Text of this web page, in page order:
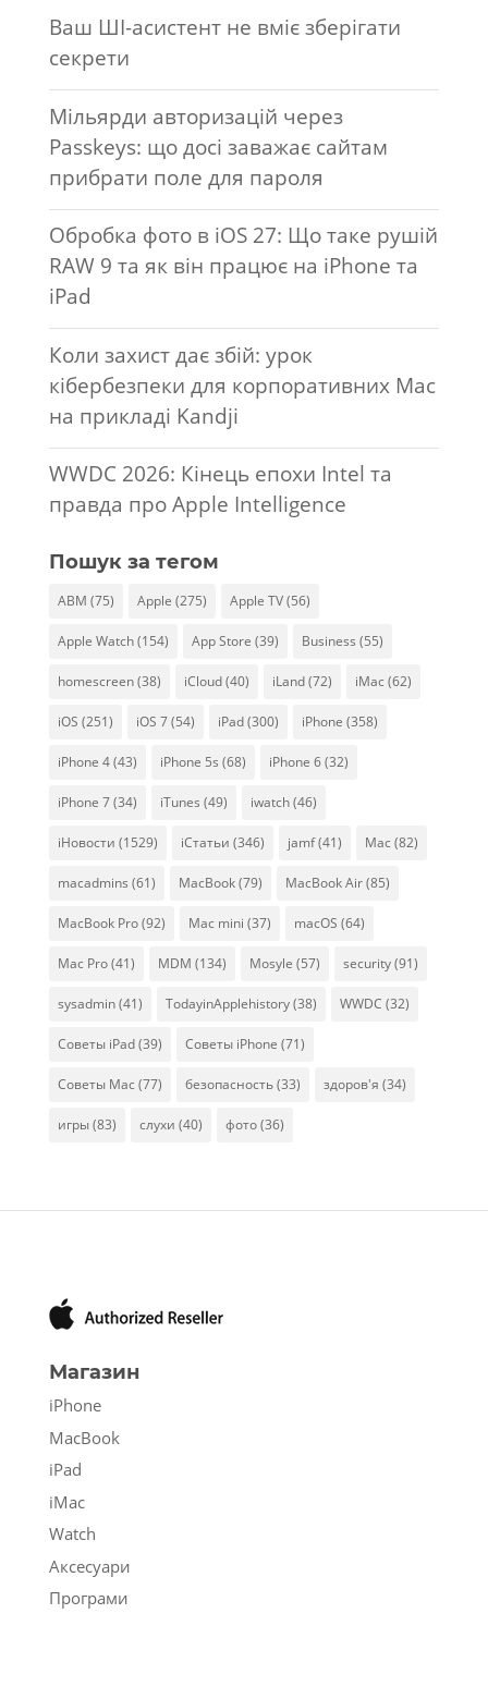
Ваш ШІ-асистент не вміє зберігати
секрети
Мільярди авторизацій через
Passkeys: що досі заважає сайтам
прибрати поле для пароля
Обробка фото в iOS 27: Що таке рушій
RAW 9 та як він працює на iPhone та
iPad
Коли захист дає збій: урок
кібербезпеки для корпоративних Mac
на прикладі Kandji
WWDC 2026: Кінець епохи Intel та
правда про Apple Intelligence
Пошук за тегом
ABM (75) Apple (275) Apple TV(56)
Apple Watch(154) App Store (39) Business (55)
homescreen(38) iCloud(40) iLand(72) iMac (62)
iOS (251) iOS 7(54) iPad(300) iPhone (358)
iPhone 4(43) iPhone 5s (68) iPhone 6(32)
iPhone 7(34) iTunes (49) iwatch(46)
iНовости (1529) iСтатьи (346) jamf(41) Mac (82)
macadmins (61) MacBook(79) MacBook Air(85)
MacBook Pro(92) Mac mini (37) macOS (64)
Mac Pro(41) MDM (134) Mosyle (57) security(91)
sysadmin(41) TodayinApplehistory(38) WWDC (32)
Советы iPad(39) Советы iPhone (71)
Советы Mac (77) безопасность(33) здоров'я (34)
игры(83) слухи (40) фото(36)
Магазин
iPhone
MacBook
iPad
iMac
Watch
Аксесуари
Програми